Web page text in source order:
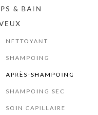
& BAIN
NETTOYANT
SHAMPOING
APRÈS-SHAMPOING
SHAMPOING SEC
SOIN CAPILLAIRE